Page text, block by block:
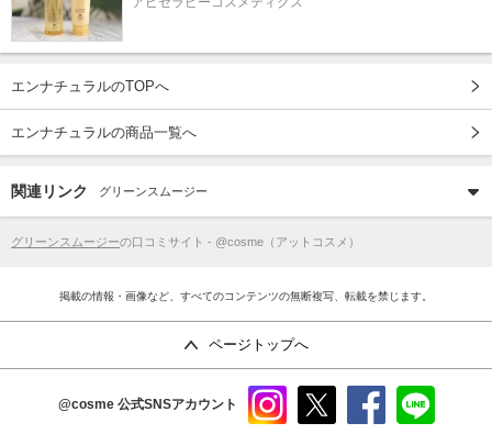
エンナチュラルのTOPへ
エンナチュラルの商品一覧へ
関連リンク グリーンスムージー
グリーンスムージーの口コミサイト - @cosme（アットコスメ）
掲載の情報・画像など、すべてのコンテンツの無断複写、転載を禁じます。
ページトップへ
@cosme 公式SNSアカウント